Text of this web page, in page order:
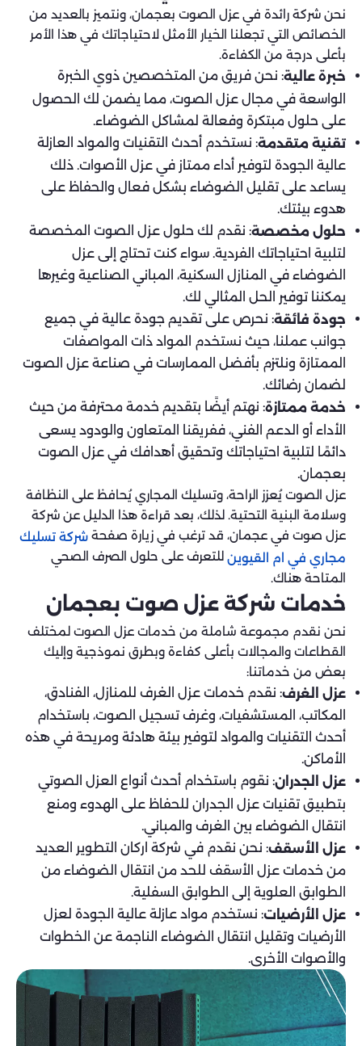
نحن شركة رائدة في عزل الصوت بعجمان، ونتميز بالعديد من
الخصائص التي تجعلنا الخيار الأمثل لاحتياجاتك في هذا الأمر
بأعلى درجة من الكفاءة.
خبرة عالية: نحن فريق من المتخصصين ذوي الخبرة
الواسعة في مجال عزل الصوت، مما يضمن لك الحصول
على حلول مبتكرة وفعالة لمشاكل الضوضاء.
تقنية متقدمة: نستخدم أحدث التقنيات والمواد العازلة
عالية الجودة لتوفير أداء ممتاز في عزل الأصوات. ذلك
يساعد على تقليل الضوضاء بشكل فعال والحفاظ على
هدوء بيئتك.
حلول مخصصة: نقدم لك حلول عزل الصوت المخصصة
لتلبية احتياجاتك الفردية. سواء كنت تحتاج إلى عزل
الضوضاء في المنازل السكنية، المباني الصناعية وغيرها
يمكننا توفير الحل المثالي لك.
جودة فائقة: نحرص على تقديم جودة عالية في جميع
جوانب عملنا، حيث نستخدم المواد ذات المواصفات
الممتازة ونلتزم بأفضل الممارسات في صناعة عزل الصوت
لضمان رضائك.
خدمة ممتازة: نهتم أيضًا بتقديم خدمة محترفة من حيث
الأداء أو الدعم الفني، ففريقنا المتعاون والودود يسعى
دائمًا لتلبية احتياجاتك وتحقيق أهدافك في عزل الصوت
بعجمان.
عزل الصوت يُعزز الراحة، وتسليك المجاري يُحافظ على النظافة
وسلامة البنية التحتية. لذلك، بعد قراءة هذا الدليل عن شركة
عزل صوت في عجمان، قد ترغب في زيارة صفحة شركة تسليك
مجاري في ام القيوين للتعرف على حلول الصرف الصحي
المتاحة هناك.
خدمات شركة عزل صوت بعجمان
نحن نقدم مجموعة شاملة من خدمات عزل الصوت لمختلف
القطاعات والمجالات بأعلى كفاءة وبطرق نموذجية وإليك
بعض من خدماتنا:
عزل الغرف: نقدم خدمات عزل الغرف للمنازل، الفنادق،
المكاتب، المستشفيات، وغرف تسجيل الصوت، باستخدام
أحدث التقنيات والمواد لتوفير بيئة هادئة ومريحة في هذه
الأماكن.
عزل الجدران: نقوم باستخدام أحدث أنواع العزل الصوتي
بتطبيق تقنيات عزل الجدران للحفاظ على الهدوء ومنع
انتقال الضوضاء بين الغرف والمباني.
عزل الأسقف: نحن نقدم في شركة اركان التطوير العديد
من خدمات عزل الأسقف للحد من انتقال الضوضاء من
الطوابق العلوية إلى الطوابق السفلية.
عزل الأرضيات: نستخدم مواد عازلة عالية الجودة لعزل
الأرضيات وتقليل انتقال الضوضاء الناجمة عن الخطوات
والأصوات الأخرى.